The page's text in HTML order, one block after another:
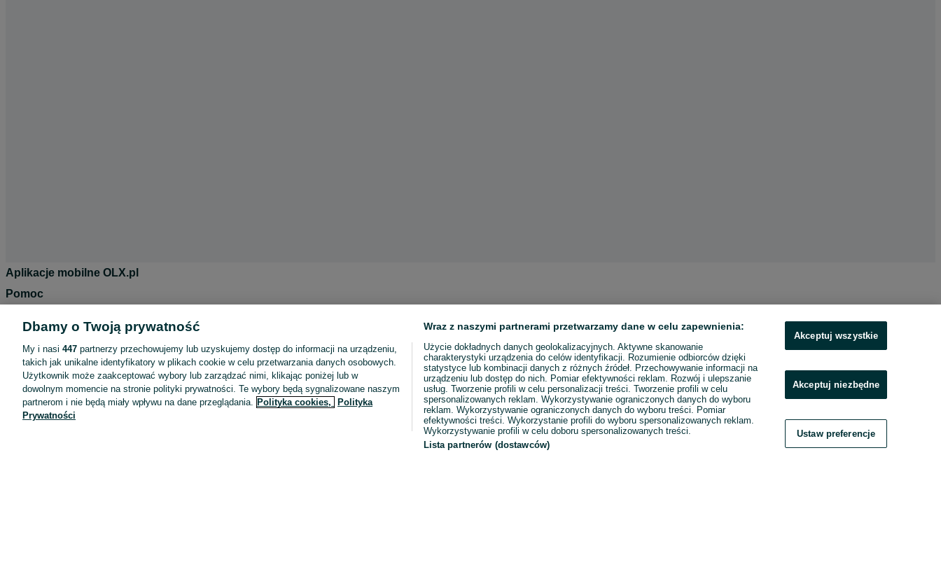
Aplikacje mobilne OLX.pl
Pomoc
Oferta dla firm
Blog
Regulamin
Polityka prywatności
Reklama
Dbamy o Twoją prywatność
My i nasi 447 partnerzy przechowujemy lub uzyskujemy dostęp do informacji na urządzeniu,
takich jak unikalne identyfikatory w plikach cookie w celu przetwarzania danych osobowych.
Użytkownik może zaakceptować wybory lub zarządzać nimi, klikając poniżej lub w
dowolnym momencie na stronie polityki prywatności. Te wybory będą sygnalizowane naszym
partnerom i nie będą miały wpływu na dane przeglądania. Polityka cookies,
Polityka
Prywatności
Wraz z naszymi partnerami przetwarzamy dane w celu zapewnienia:
Użycie dokładnych danych geolokalizacyjnych. Aktywne skanowanie
charakterystyki urządzenia do celów identyfikacji. Rozumienie odbiorców dzięki
statystyce lub kombinacji danych z różnych źródeł. Przechowywanie informacji na
urządzeniu lub dostęp do nich. Pomiar efektywności reklam. Rozwój i ulepszanie
usług. Tworzenie profili w celu personalizacji treści. Tworzenie profili w celu
spersonalizowanych reklam. Wykorzystywanie ograniczonych danych do wyboru
reklam. Wykorzystywanie ograniczonych danych do wyboru treści. Pomiar
efektywności treści. Wykorzystanie profili do wyboru spersonalizowanych reklam.
Wykorzystywanie profili w celu doboru spersonalizowanych treści.
Lista partnerów (dostawców)
Akceptuj wszystkie
Akceptuj niezbędne
Ustaw preferencje